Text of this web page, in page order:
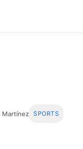
Martínez SPORTS